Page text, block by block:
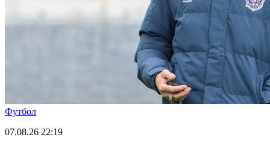
Футбол
07.08.26 22:19